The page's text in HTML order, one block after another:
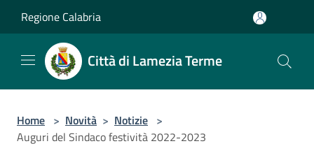
Regione Calabria
Città di Lamezia Terme
Home > Novità > Notizie >
Auguri del Sindaco festività 2022-2023